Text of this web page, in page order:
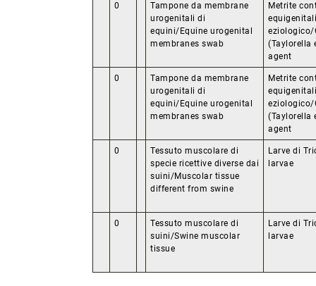
0
Tampone da membrane
urogenitali di
equini/Equine urogenital
membranes swab
Metrite
eziologico/
(Taylorella
agent
0
Tampone da membrane
urogenitali di
equini/Equine urogenital
membranes swab
Metrite
eziologico/
(Taylorella
agent
0
Tessuto muscolare di
specie ricettive diverse dai
suini/Muscolar tissue
different from swine
Larve di
larvae
0
Tessuto muscolare di
suini/Swine muscolar
tissue
Larve di
larvae